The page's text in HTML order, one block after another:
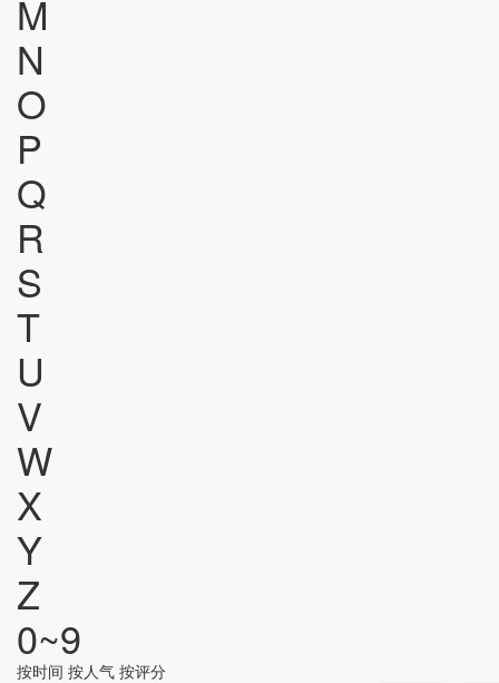
M
N
O
P
Q
R
S
T
U
V
W
X
Y
Z
0~9
按时间 按人气 按评分